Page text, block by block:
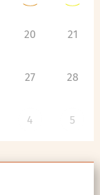
20 21
27 28
4 5